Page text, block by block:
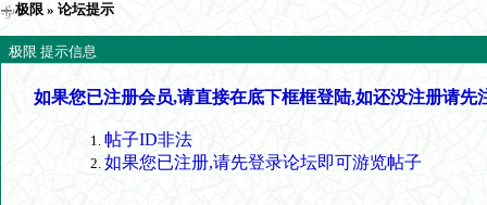
极限 » 论坛提示
极限 提示信息
如果您已注册会员,请直接在底下框框登陆,如还没注册请先
帖子ID非法
如果您已注册,请先登录论坛即可游览帖子